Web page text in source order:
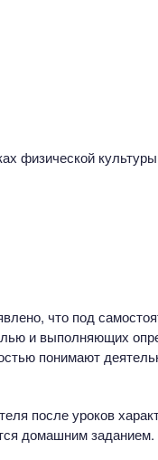
физической
что под
и выполняющих
понимают
после уроков
домашним заданием.